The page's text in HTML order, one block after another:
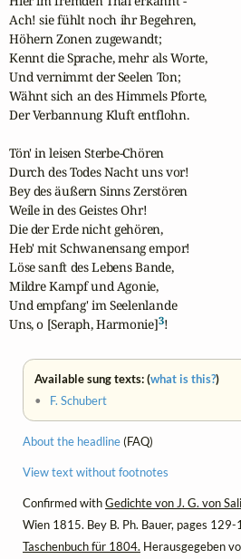
Ach! sie fühlt noch ihr Begehren,
Höhern Zonen zugewandt;
Kennt die Sprache, mehr als Worte,
Und vernimmt der Seelen Ton;
Wähnt sich an des Himmels Pforte,
Der Verbannung Kluft entflohn.
Tön' in leisen Sterbe-Chören
Durch des Todes Nacht uns vor!
Bey des äußern Sinns Zerstören
Weile in des Geistes Ohr!
Die der Erde nicht gehören,
Heb' mit Schwanensang empor!
Löse sanft des Lebens Bande,
Mildre Kampf und Agonie,
Und empfang' im Seelenlande
Uns, o [Seraph, Harmonie]3!
Available sung texts: (what is this?)
• F. Schubert
About the headline(FAQ)
View text without footnotes
Confirmed withGedichte von J. G. von
Wien 1815. Bey B. Ph. Bauer, pages
Taschenbuch für 1804. Herausgegeben